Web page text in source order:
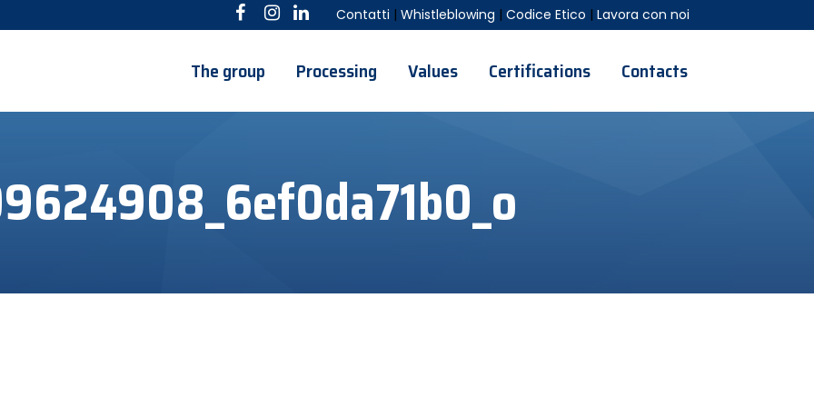
Contatti | Whistleblowing | Codice Etico | Lavora con noi
The group Processing Values Certifications Contacts